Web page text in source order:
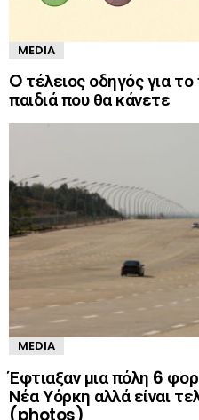
MEDIA
O τέλειος οδηγός για
παιδιά που θα κάνετε
MEDIA
Έφτιαξαν μια πόλη 6
Νέα Υόρκη αλλά είναι
(photos)